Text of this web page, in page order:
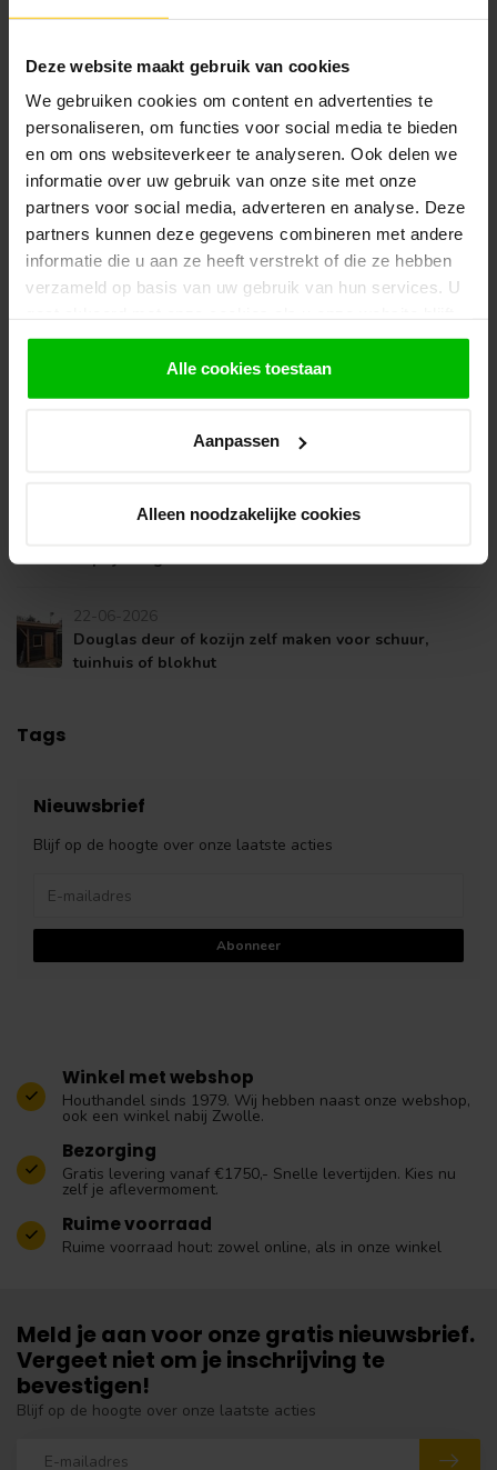
Deze website maakt gebruik van cookies
We gebruiken cookies om content en advertenties te
personaliseren, om functies voor social media te bieden
en om ons websiteverkeer te analyseren. Ook delen we
informatie over uw gebruik van onze site met onze
partners voor social media, adverteren en analyse. Deze
partners kunnen deze gegevens combineren met andere
informatie die u aan ze heeft verstrekt of die ze hebben
verzameld op basis van uw gebruik van hun services. U
gebruiken.
Alle cookies toestaan
Aanpassen
Alleen noodzakelijke cookies
Recente artikelen
25-06-2026
Vlonderplanken kopen: hout of composiet?
Gevelbekleding kopen: hout of composiet?
Wat kost een schutting? Prijzen per type en per
22-06-2026
en prijs vergeleken
22-06-2026
Douglas deur of kozijn zelf maken voor schuur,
tuinhuis of blokhut
Tags
Nieuwsbrief
Blijf op de hoogte over onze laatste acties
Abonneer
Winkel met webshop
Houthandel sinds 1979. Wij hebben naast onze webshop,
ook een winkel nabij Zwolle.
Bezorging
Gratis levering vanaf €1750,- Snelle levertijden. Kies nu
zelf je aflevermoment.
Ruime voorraad
Ruime voorraad hout: zowel online, als in onze winkel
Meld je aan voor onze gratis nieuwsbrief.
Vergeet niet om je inschrijving te
bevestigen!
Blijf op de hoogte over onze laatste acties